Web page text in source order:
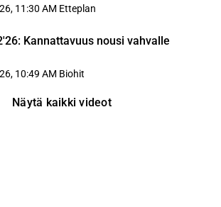
11:30 AM Etteplan
Kannattavuus nousi vahvalle
10:49 AM Biohit
Näytä kaikki videot